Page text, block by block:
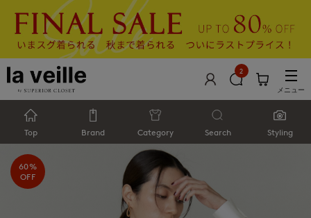
2
メニュー
Top Brand Category Search Styling
60%
OFF